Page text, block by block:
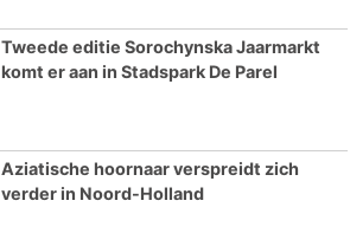
Tweede editie Sorochynska Jaarmarkt
komt er aan in Stadspark De Parel
Aziatische hoornaar verspreidt zich
verder in Noord-Holland